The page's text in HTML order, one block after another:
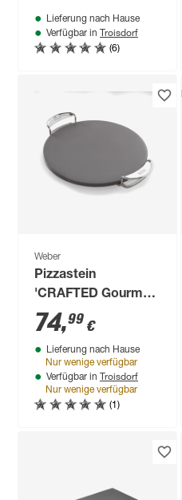
Lieferung nach Hause
Verfügbar in Troisdorf
(6)
Weber
Pizzastein
'CRAFTED Gourmet
BBQ System'
Cordierit grau,
inklusive Tragestell
74,99 €
Lieferung nach Hause
Nur wenige verfügbar
Verfügbar in Troisdorf
Nur wenige verfügbar
(1)